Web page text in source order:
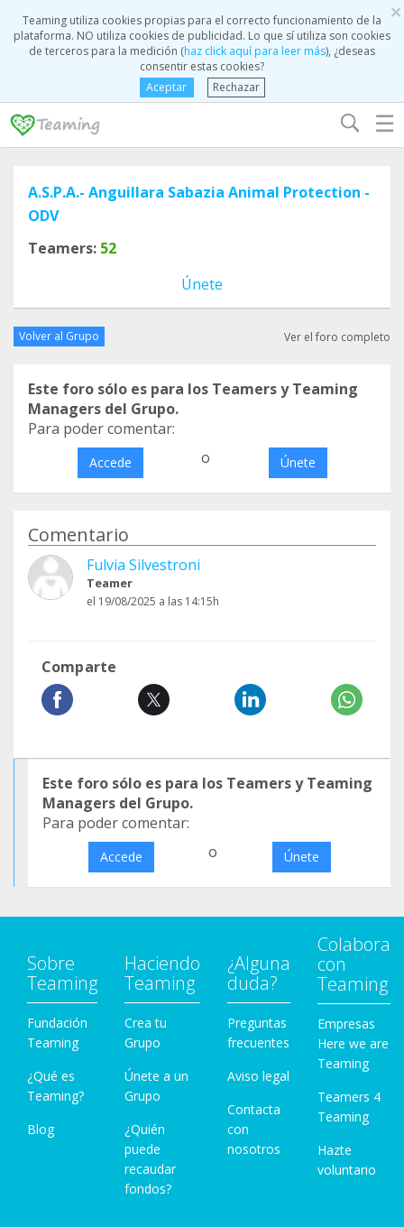
×
Teaming utiliza cookies propias para el correcto funcionamiento de la
plataforma. NO utiliza cookies de publicidad. Lo que sí utiliza son cookies
de terceros para la medición (haz click aquí para leer más), ¿deseas
consentir estas cookies?
Aceptar
Rechazar
☰
A.S.P.A.- Anguillara Sabazia Animal Protection -
ODV
Teamers: 52
Únete
Volver al Grupo Ver el foro completo
Este foro sólo es para los Teamers y Teaming
Managers del Grupo.
Para poder comentar:
Accede o Únete
Comentario
Fulvia Silvestroni
Teamer
el 19/08/2025 a las 14:15h
Comparte
Este foro sólo es para los Teamers y Teaming
Managers del Grupo.
Para poder comentar:
Accede o Únete
Sobre
Teaming
Fundación
Teaming
¿Qué es
Teaming?
Blog
Haciendo
Teaming
Crea tu
Grupo
Únete a un
Grupo
¿Quién
puede
recaudar
fondos?
¿Alguna
duda?
Preguntas
frecuentes
Aviso legal
Contacta
con
nosotros
Colabora
con
Teaming
Empresas
Here we are
Teaming
Teamers 4
Teaming
Hazte
voluntario